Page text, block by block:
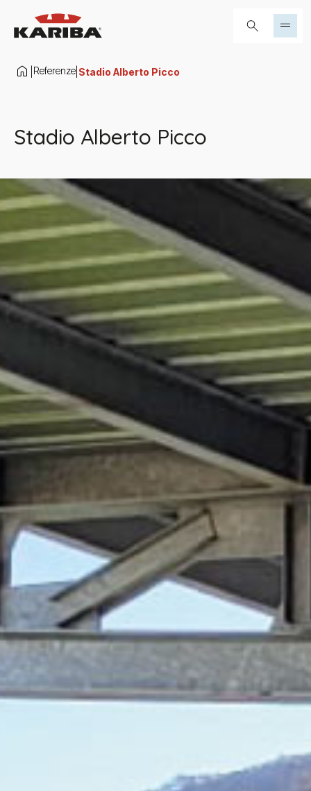
Referenze Stadio Alberto Picco
Stadio Alberto Picco